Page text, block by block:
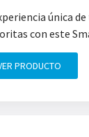
única
con este
PRODUCTO